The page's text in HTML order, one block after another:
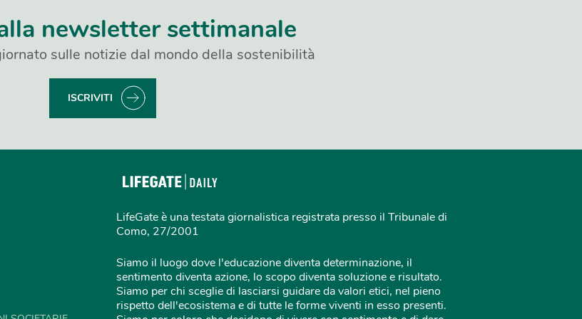
newsletter settimanale
sulle notizie dal mondo della sostenibilità
ISCRIVITI
LifeGate è una testata giornalistica registrata presso il Tribunale di
Como, 27/2001
Siamo il luogo dove l'educazione diventa determinazione, il
sentimento diventa azione, lo scopo diventa soluzione e risultato.
Siamo per chi sceglie di lasciarsi guidare da valori etici, nel pieno
rispetto dell'ecosistema e di tutte le forme viventi in esso presenti.